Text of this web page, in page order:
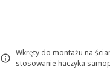
Wkręty do montażu na
stosowanie haczyka